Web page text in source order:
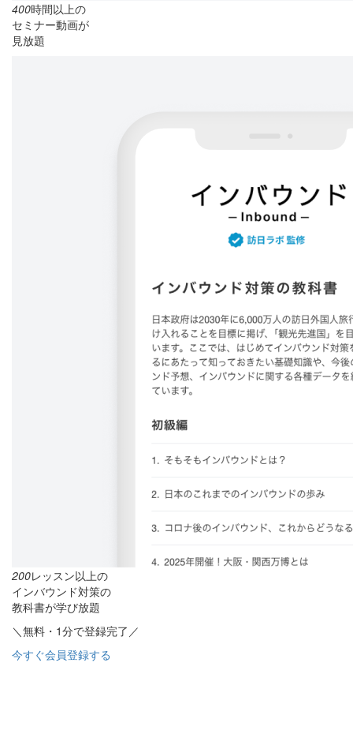
400時間以上の
セミナー動画が
見放題
200レッスン以上の
インバウンド対策の
教科書が学び放題
＼無料・1分で登録完了／
今すぐ会員登録する